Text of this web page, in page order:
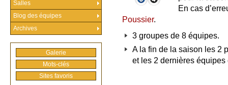
En cas
Poussier.
3 groupes de 8 équipes.
A la fin de la saison les 2
et les 2 dernières
Salles
Blog des équipes
Archives
Galerie
Mots-clés
Sites favoris